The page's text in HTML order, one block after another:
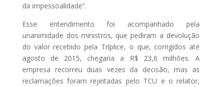
da impessoalidade”.
Esse entendimento foi acompanhado pela
unanimidade dos ministros, que pediram a devolução
do valor recebido pela Tríplice, o que, corrigidos até
agosto de 2015, chegaria a R$ 23,6 milhões. A
empresa recorreu duas vezes da decisão, mas as
reclamações foram rejeitadas pelo TCU e o relator,